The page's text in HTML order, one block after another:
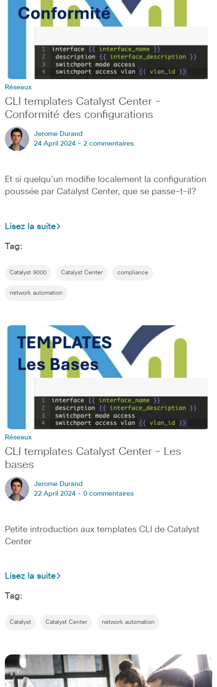
Réseaux
CLI templates Catalyst Center –
Conformité des configurations
Jerome Durand
24 April 2024 - 2 commentaires
Et si quelqu’un modifie localement la configuration
poussée par Catalyst Center, que se passe-t-il?
Lisez la suite
Tag:
Catalyst 9000 Catalyst Center compliance
network automation
Réseaux
CLI templates Catalyst Center – Les
bases
Jerome Durand
22 April 2024 - 0 commentaires
Petite introduction aux templates CLI de Catalyst
Center
Lisez la suite
Tag:
Catalyst Catalyst Center network automation